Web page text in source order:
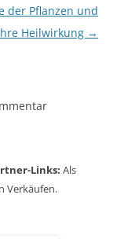
der Pflanzen und
Heilwirkung →
Links: Als
Verkäufen.